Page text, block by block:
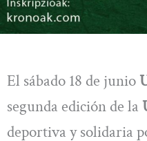
El sábado 18 de junio
segunda edición de la
deportiva y solidaria